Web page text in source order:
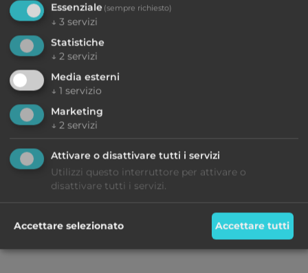
oppure chiamateci
Googlemaps ?
Si
Essenziale (sempre richiesto)
↓ 3 servizi
Statistiche
↓ 2 servizi
Media esterni
↓ 1 servizio
Marketing
↓ 2 servizi
Attivare o disattivare tutti i servizi
Utilizzi questo interruttore per attivare o
disattivare tutti i servizi.
Accettare selezionato Accettare tutti